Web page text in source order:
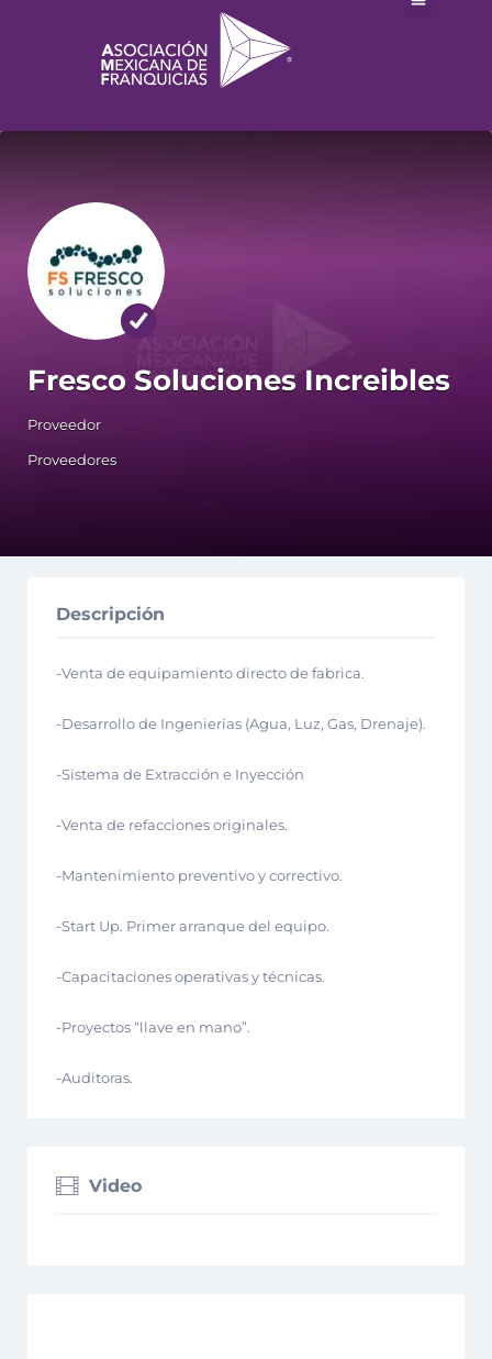
Fresco Soluciones Increibles
Proveedor
Proveedores
Descripción
-Venta de equipamiento directo de fabrica.
-Desarrollo de Ingenierías (Agua, Luz, Gas, Drenaje).
-Sistema de Extracción e Inyección
-Venta de refacciones originales.
-Mantenimiento preventivo y correctivo.
-Start Up. Primer arranque del equipo.
-Capacitaciones operativas y técnicas.
-Proyectos “llave en mano”.
-Auditoras.
Video